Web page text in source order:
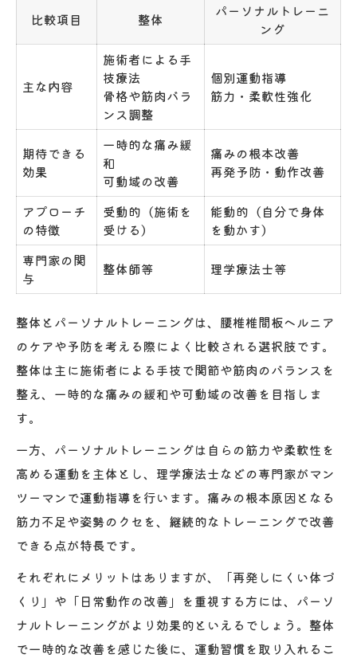
比較項目 整体
パーソナルトレーニ
ング
主な内容
施術者による手
技療法
骨格や筋肉バラ
ンス調整
個別運動指導
筋力・柔軟性強化
期待できる
効果
一時的な痛み緩
和
可動域の改善
痛みの根本改善
再発予防・動作改善
アプローチ
の特徴
受動的（施術を
受ける）
能動的（自分で身体
を動かす）
専門家の関
与
整体師等 理学療法士等
整体とパーソナルトレーニングは、腰椎椎間板ヘルニア
のケアや予防を考える際によく比較される選択肢です。
整体は主に施術者による手技で関節や筋肉のバランスを
整え、一時的な痛みの緩和や可動域の改善を目指しま
す。
一方、パーソナルトレーニングは自らの筋力や柔軟性を
高める運動を主体とし、理学療法士などの専門家がマン
ツーマンで運動指導を行います。痛みの根本原因となる
筋力不足や姿勢のクセを、継続的なトレーニングで改善
できる点が特長です。
それぞれにメリットはありますが、「再発しにくい体づ
くり」や「日常動作の改善」を重視する方には、パーソ
ナルトレーニングがより効果的といえるでしょう。整体
で一時的な改善を感じた後に、運動習慣を取り入れるこ